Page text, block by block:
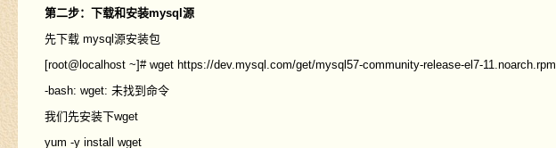
第二步：下载和安装mysql源
先下载 mysql源安装包
[root@localhost ~]# wget https://dev.mysql.com/get/mysql57-community-release-el7-11.noarch.rpm
-bash: wget: 未找到命令
我们先安装下wget
yum -y install wget